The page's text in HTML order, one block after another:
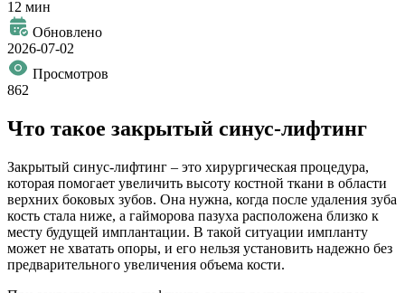
12 мин
Обновлено
2026-07-02
Просмотров
862
Что такое закрытый синус-лифтинг
Закрытый синус-лифтинг – это хирургическая процедура,
которая помогает увеличить высоту костной ткани в области
верхних боковых зубов. Она нужна, когда после удаления зуба
кость стала ниже, а гайморова пазуха расположена близко к
месту будущей имплантации. В такой ситуации импланту
может не хватать опоры, и его нельзя установить надежно без
предварительного увеличения объема кости.